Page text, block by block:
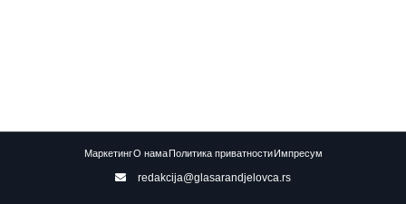
МаркетингО намаПолитика приватности Импресум
redakcija@glasarandjelovca.rs